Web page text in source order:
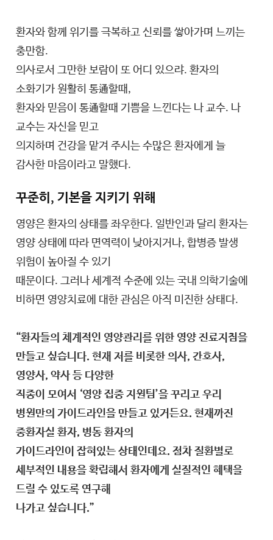
환자와 함께 위기를 극복하고 신뢰를 쌓아가며 느끼는
충만함.
의사로서 그만한 보람이 또 어디 있으랴. 환자의
소화기가 원활히 통通할때,
환자와 믿음이 통通할때 기쁨을 느낀다는 나 교수. 나
교수는 자신을 믿고
의지하며 건강을 맡겨 주시는 수많은 환자에게 늘
감사한 마음이라고 말했다.
꾸준히, 기본을 지키기 위해
영양은 환자의 상태를 좌우한다. 일반인과 달리 환자는
영양 상태에 따라 면역력이 낮아지거나, 합병증 발생
위험이 높아질 수 있기
때문이다. 그러나 세계적 수준에 있는 국내 의학기술에
비하면 영양치료에 대한 관심은 아직 미진한 상태다.
“환자들의 체계적인 영양관리를 위한 영양 진료지침을
만들고 싶습니다. 현재 저를 비롯한 의사, 간호사,
영양사, 약사 등 다양한
직종이 모여서 ‘영양 집중 지원팀’을 꾸리고 우리
병원만의 가이드라인을 만들고 있거든요. 현재까진
중환자실 환자, 병동 환자의
가이드라인이 잡혀있는 상태인데요. 점차 질환별로
세부적인 내용을 확립해서 환자에게 실질적인 혜택을
드릴 수 있도록 연구해
나가고 싶습니다.”